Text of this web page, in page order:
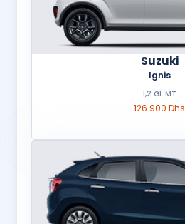
Suzuki
Ignis
1,2 GL MT
126 900 Dhs